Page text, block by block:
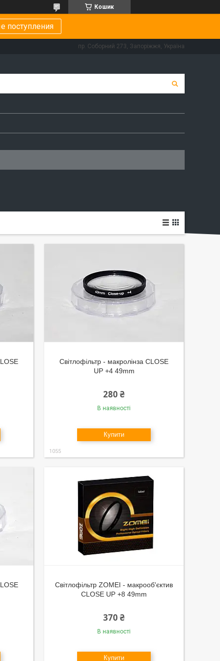
Кошик
поступления
пр. Соборний 273, Запоріжжя, Україна
Світлофільтр - макролінза CLOSE
UP +4 49mm
280 ₴
В наявності
Купити
1055
Світлофільтр ZOMEI - макрооб'єктив
CLOSE UP +8 49mm
370 ₴
В наявності
Купити